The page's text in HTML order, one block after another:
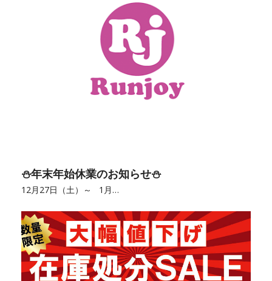
⛄年末年始休業のお知らせ⛄
12月27日（土）～ 1月…